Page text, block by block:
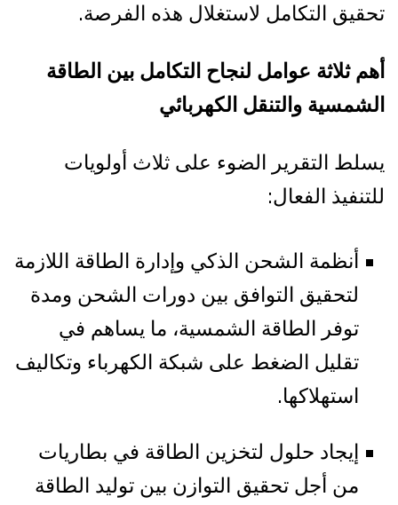
تحقيق التكامل لاستغلال هذه الفرصة.
أهم ثلاثة عوامل لنجاح التكامل بين الطاقة
الشمسية والتنقل الكهربائي
يسلط التقرير الضوء على ثلاث أولويات
للتنفيذ الفعال:
أنظمة الشحن الذكي وإدارة الطاقة اللازمة
لتحقيق التوافق بين دورات الشحن ومدة
توفر الطاقة الشمسية، ما يساهم في
تقليل الضغط على شبكة الكهرباء وتكاليف
استهلاكها.
إيجاد حلول لتخزين الطاقة في بطاريات
من أجل تحقيق التوازن بين توليد الطاقة